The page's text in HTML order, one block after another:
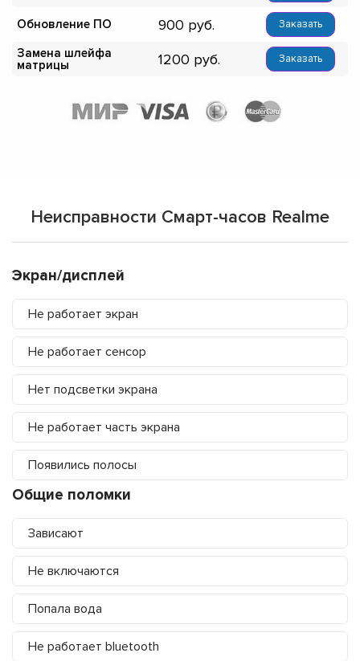
Обновление ПО 900 Заказать
Замена шлейфа
матрицы
1200 Заказать
Неисправности Смарт-часов Realme
Экран/дисплей
Не работает экран
Не работает сенсор
Нет подсветки экрана
Не работает часть экрана
Появились полосы
Общие поломки
Зависают
Не включаются
Попала вода
Не работает bluetooth